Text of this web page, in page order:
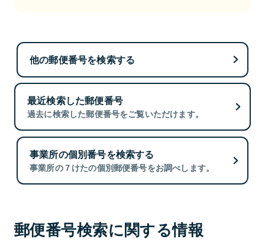
他の郵便番号を検索する
最近検索した郵便番号
過去に検索した郵便番号をご覧いただけます。
事業所の個別番号を検索する
事業所の７けたの個別郵便番号をお調べします。
郵便番号検索に関する情報